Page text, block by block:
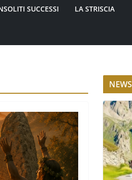
SUCCESSI LA STRISCIA
NEWS